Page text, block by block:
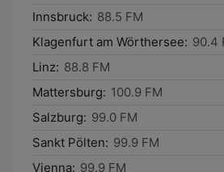
Innsbruck: 88.5 FM
Klagenfurt am Wörthersee: 90.4
Linz: 88.8 FM
Mattersburg: 100.9 FM
Salzburg: 99.0 FM
Sankt Pölten: 99.9 FM
Vienna: 99.9 FM